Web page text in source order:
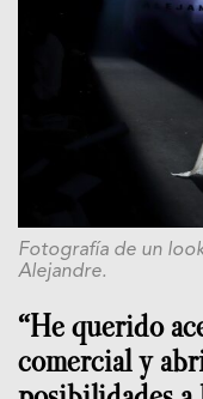
Fotografía de un
Alejandre.
“He querido
comercial y